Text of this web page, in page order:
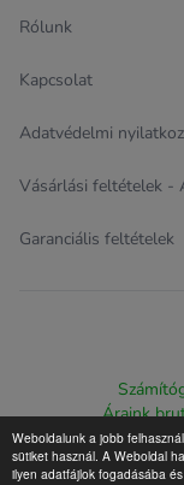
Weboldalunk a jobb
sütiket használ. A Weboldal
ilyen adatfájlok fogadásába
Rólunk
Kapcsolat
Adatvédelmi
Vásárlási feltételek -
Garanciális feltételek
Áraink
Design &